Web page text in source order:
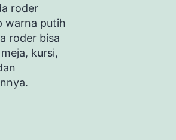
roder
warna putih
roder bisa
kursi,